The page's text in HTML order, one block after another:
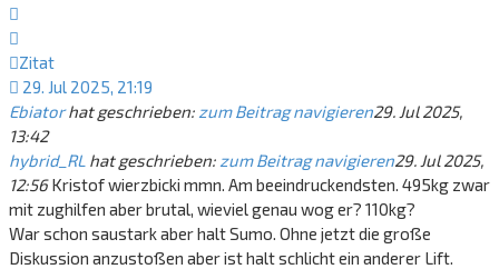
Zitat
29. Jul 2025, 21:19
Ebiatorhat geschrieben: zum Beitrag navigieren29. Jul 2025,
13:42
hybrid_RL hat geschrieben: zum Beitrag navigieren29. Jul 2025,
12:56Kristof wierzbicki mmn. Am beeindruckendsten. 495kg zwar
mit zughilfen aber brutal, wieviel genau wog er? 110kg?
War schon saustark aber halt Sumo. Ohne jetzt die große
Diskussion anzustoßen aber ist halt schlicht ein anderer Lift.